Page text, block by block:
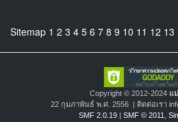
Sitemap 1 2 3 4 5 6 7 8 9 10 11 12 13
Copyright © 2012-2024 แ
22 กุมภาพันธ์ พ.ศ. 2556 | ติดต่อเรา
SMF 2.0.19 | SMF © 2011